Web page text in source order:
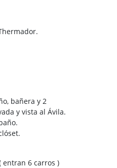
bañera y 2
y vista al Ávila.
entran 6 carros )